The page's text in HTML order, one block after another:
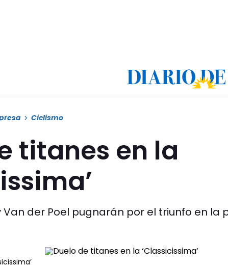
Ciclismo
titanes en la
Van der Poel pugnarán por el triunfo en la